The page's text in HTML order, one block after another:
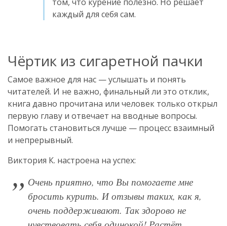
каждый для себя сам.
Чёртик из сигаретной пачки
Самое важное для нас — услышать и понять
читателей. И не важно, финальный ли это отклик,
книга давно прочитана или человек только открыл
первую главу и отвечает на вводные вопросы.
Помогать становиться лучше — процесс взаимный
и непрерывный.
Виктория К. настроена на успех:
Очень приятно, что Вы помогаете мне
бросить курить. И отзывы таких, как я,
очень поддерживают. Так здорово не